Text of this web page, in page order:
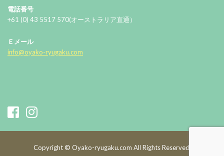
電話番号
+61 (0) 43 5517 570(オーストラリア直通）
Ｅメール
info@oyako-ryugaku.com
Copyright © Oyako-ryugaku.com All Rights Reserved.